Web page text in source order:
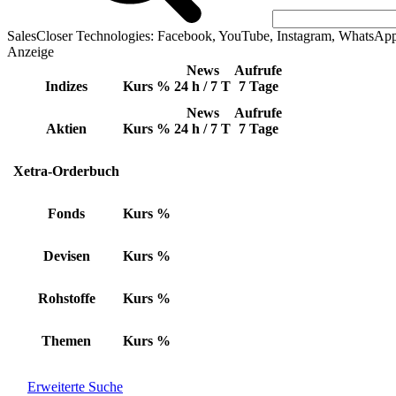
SalesCloser Technologies: Facebook, YouTube, Instagram,
Anzeige
Indizes Kurs %
News
24 h / 7 T
Aufrufe
7 Tage
Aktien Kurs %
News
24 h / 7 T
Aufrufe
7 Tage
Xetra-Orderbuch
Fonds Kurs %
Devisen Kurs %
Rohstoffe Kurs %
Themen Kurs %
Erweiterte Suche